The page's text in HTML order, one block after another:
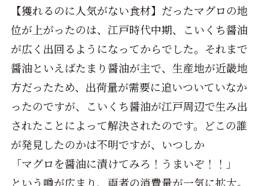
【獲れるのに人気がない食材】だったマグロの地
位が上がったのは、江戸時代中期、こいくち醤油
が広く出回るようになってからでした。それまで
醤油といえばたまり醤油が主で、生産地が近畿地
方だったため、出荷量が需要に追いついていなか
ったのですが、こいくち醤油が江戸周辺で生み出
されたことによって解決されたのです。どこの誰
が発見したのかは不明ですが、いつしか
「マグロを醤油に漬けてみろ！うまいぞ！！」
という噂が広まり、両者の消費量が一気に拡大。